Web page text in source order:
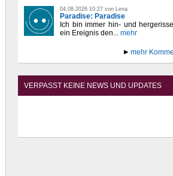
04.08.2026 10:27 von Lena
Paradise: Paradise
Ich bin immer hin- und
ein Ereignis den... mehr
mehr
VERPASST KEINE NEWS UND UPDATES